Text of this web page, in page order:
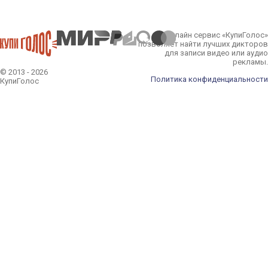
© 2013 - 2026
КупиГолос
Онлайн сервис «КупиГолос»
позволяет найти лучших дикторов
для записи видео или аудио
рекламы.
Политика конфиденциальности